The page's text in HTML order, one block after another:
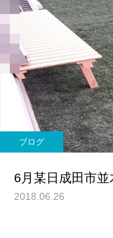
ブログ
6月某日成田市並
2018.06.26